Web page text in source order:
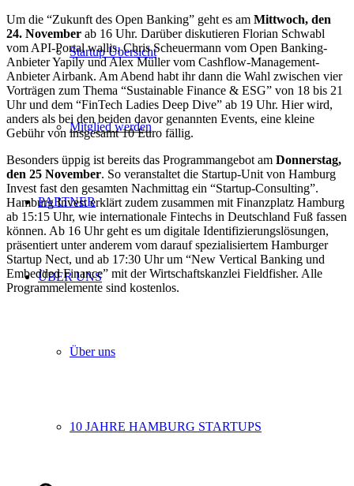
Startup Übersicht
Mitglied werden
PARTNER
ÜBER UNS
Über uns
10 JAHRE HAMBURG STARTUPS
Um die “Zukunft des Open Banking” geht es am Mittwoch, den
24. November ab 16 Uhr. Darüber diskutieren Florian Schwabl
vom API-Portal wallis, Chris Scheuermann vom Open Banking-
Anbieter Yapily und Alex Müller vom Cashflow-Management-
Anbieter Airbank. Am Abend habt ihr dann die Wahl zwischen vier
Vorträgen zum Thema “Sustainable Finance & ESG” von 18 bis 21
Uhr und dem “FinTech Ladies Deep Dive” ab 19 Uhr. Hier wird,
anders als bei den beiden davor genannten Events, eine kleine
Gebühr von insgesamt 10 Euro fällig.
Besonders üppig ist bereits das Programmangebot am Donnerstag,
den 25 November. So veranstaltet die Startup-Unit von Hamburg
Invest fast den gesamten Nachmittag ein “Startup-Consulting”.
Hamburg Invest erklärt zudem zusammen mit Finanzplatz Hamburg
ab 15:15 Uhr, wie internationale Fintechs in Deutschland Fuß fassen
können. Ab 16 Uhr geht es um digitale Identifizierungslösungen,
präsentiert unter anderem vom darauf spezialisiertem Hamburger
Startup Nect, und ab 17:30 Uhr um “New Vertical Banking und
Embedded Finance” mit der Wirtschaftskanzlei Fieldfisher. Alle
Programmelemente sind kostenlos.